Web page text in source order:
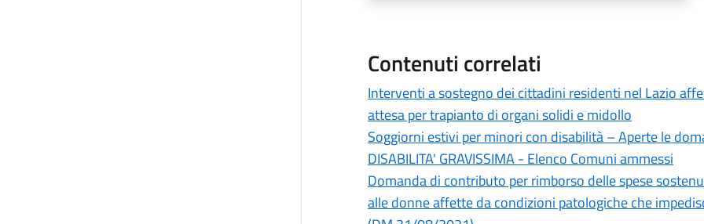
Contenuti correlati
Interventi a sostegno dei cittadini residenti nel Lazio
attesa per trapianto di organi solidi e midollo
Soggiorni estivi per minori con disabilità – Aperte le
DISABILITA' GRAVISSIMA - Elenco Comuni ammessi
Domanda di contributo per rimborso delle spese
alle donne affette da condizioni patologiche che